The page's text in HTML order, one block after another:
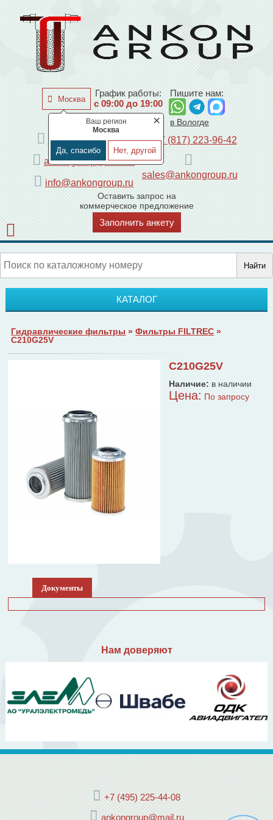
Москва
×
Ваш регион
Москва
Да, спасибо Нет, другой
График работы:
с 09:00 до 19:00
Пишите нам:
по Москве
+7 (495) 225-44-08
ankongroup@mail.ru
info@ankongroup.ru
в Вологде
+7 (817) 223-96-42
sales@ankongroup.ru
Оставить запрос на
коммерческое предложение
Заполнить анкету
Найти
КАТАЛОГ
Гидравлические фильтры »Фильтры FILTREC »
C210G25V
C210G25V
Наличие: в наличии
Цена: По запросу
Документы
Нам доверяют
+7 (495) 225-44-08
ankongroup@mail.ru